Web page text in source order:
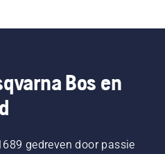
accessoires.
Bos en
gedreven door passie